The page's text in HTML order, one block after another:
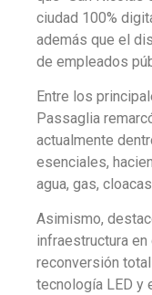
ciudad 100%
además que el
de empleados
Entre los
Passaglia
actualmente
esenciales,
agua, gas,
Asimismo,
infraestructura
reconversión
tecnología LED y